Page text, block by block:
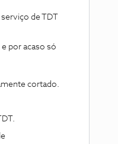
de TDT
por acaso só
cortado.